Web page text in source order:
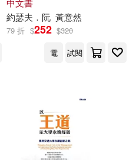
沢直樹(22)
上弓怜(21)
中文書
約瑟夫． 阮 黃意然
79 折 $252 $320
電
試閱